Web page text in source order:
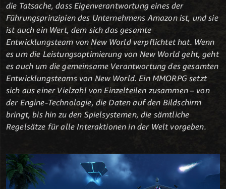
die Tatsache, dass Eigenverantwortung eines der
Führungsprinzipien des Unternehmens Amazon ist, und sie
ist auch ein Wert, dem sich das gesamte
Entwicklungsteam von New World verpflichtet hat. Wenn
es um die Leistungsoptimierung von New World geht, geht
es auch um die gemeinsame Verantwortung des gesamten
Entwicklungsteams von New World. Ein MMORPG setzt
sich aus einer Vielzahl von Einzelteilen zusammen – von
der Engine-Technologie, die Daten auf den Bildschirm
bringt, bis hin zu den Spielsystemen, die sämtliche
Regelsätze für alle Interaktionen in der Welt vorgeben.